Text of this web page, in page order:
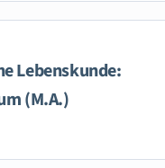
Lebenskunde:
(M.A.)